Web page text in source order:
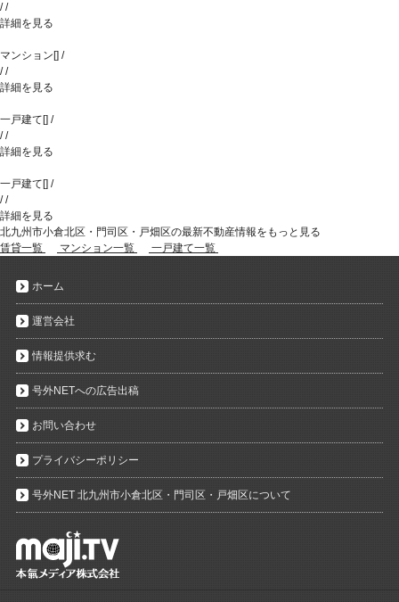
//
詳細を見る
マンション[] /
//
詳細を見る
一戸建て[] /
//
詳細を見る
一戸建て[] /
//
詳細を見る
北九州市小倉北区・門司区・戸畑区の最新不動産情報をもっと見る
賃貸一覧
マンション一覧 一戸建て一覧
ホーム
運営会社
情報提供求む
号外NETへの広告出稿
お問い合わせ
プライバシーポリシー
号外NET 北九州市小倉北区・門司区・戸畑区について